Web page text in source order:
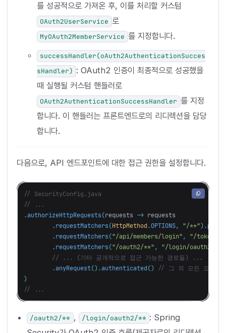
를 성공적으로 가져온 후, 이를 처리할 커스텀
OAuth2UserService 로
MyOAuth2MemberService 를 지정합니다.
successHandler(oAuth2AuthenticationSucces
sHandler) : OAuth2 인증이 최종적으로 성공했을
때 실행될 커스텀 핸들러로
OAuth2AuthenticationSuccessHandler 를 지정
합니다. 이 핸들러는 프론트엔드로의 리디렉션을 담당
합니다.
다음으로, API 엔드포인트에 대한 접근 권한을 설정합니다.
// SecurityConfig.java
// ...
.authorizeHttpRequests (requests -> requests
. requestMatchers (HttpMethod. OPTIONS, "/**").
. requestMatchers ("/api/members/login" , "/token"
. requestMatchers ("/oauth2/**" , "/login/oauth2/**"
// ... (기타 공개적으로 접근 가능한 경로들) ...
.anyRequest().authenticated()
// 그 외 모든 요청은
)
// ...
/oauth2/** , /login/oauth2/** : Spring